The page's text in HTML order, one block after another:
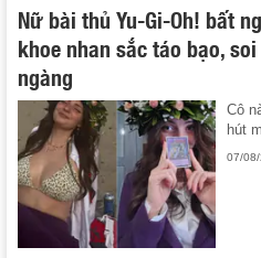
Nữ bài thủ Yu-Gi-Oh! bất
khoe nhan sắc táo bạo,
ngàng
Cô
hút
07/